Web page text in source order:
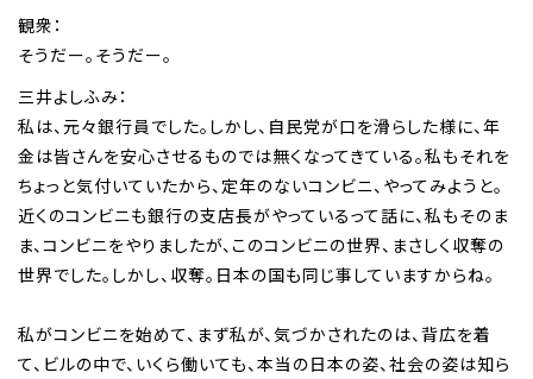
観衆：
そうだー。そうだー。
三井よしふみ：
私は、元々銀行員でした。しかし、自民党が口を滑らした様に、年
金は皆さんを安心させるものでは無くなってきている。私もそれを
ちょっと気付いていたから、定年のないコンビニ、やってみようと。
近くのコンビニも銀行の支店長がやっているって話に、私もそのま
ま、コンビニをやりましたが、このコンビニの世界、まさしく収奪の
世界でした。しかし、収奪。日本の国も同じ事していますからね。
私がコンビニを始めて、まず私が、気づかされたのは、背広を着
て、ビルの中で、いくら働いても、本当の日本の姿、社会の姿は知ら